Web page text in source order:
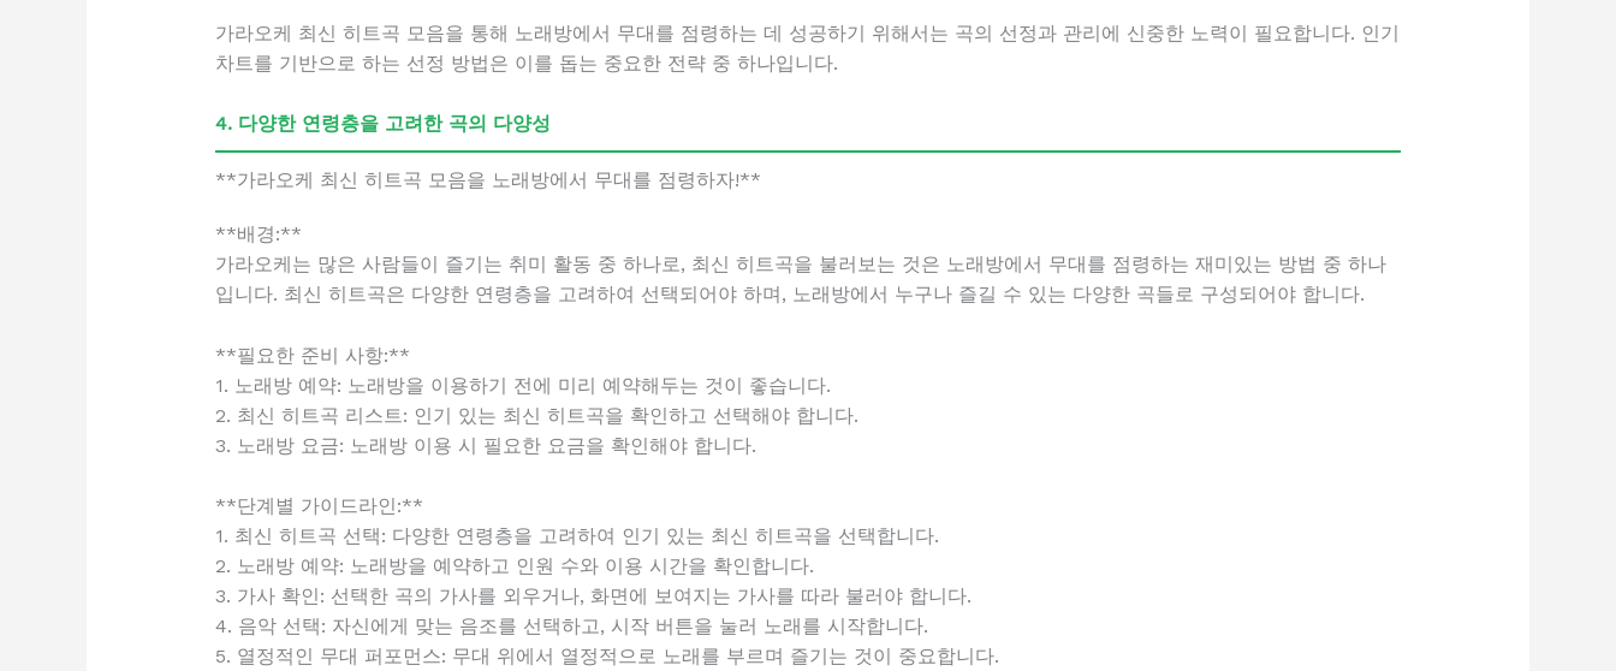
가라오케 최신 히트곡 모음을 통해 노래방에서 무대를 점령하는 데 성공하기 위해서는 곡의 선정과 관리에 신중한 노력이 필요합니다. 인기
차트를 기반으로 하는 선정 방법은 이를 돕는 중요한 전략 중 하나입니다.
4. 다양한 연령층을 고려한 곡의 다양성
**가라오케 최신 히트곡 모음을 노래방에서 무대를 점령하자!**
**배경:**
가라오케는 많은 사람들이 즐기는 취미 활동 중 하나로, 최신 히트곡을 불러보는 것은 노래방에서 무대를 점령하는 재미있는 방법 중 하나
입니다. 최신 히트곡은 다양한 연령층을 고려하여 선택되어야 하며, 노래방에서 누구나 즐길 수 있는 다양한 곡들로 구성되어야 합니다.
**필요한 준비 사항:**
1. 노래방 예약: 노래방을 이용하기 전에 미리 예약해두는 것이 좋습니다.
2. 최신 히트곡 리스트: 인기 있는 최신 히트곡을 확인하고 선택해야 합니다.
3. 노래방 요금: 노래방 이용 시 필요한 요금을 확인해야 합니다.
**단계별 가이드라인:**
1. 최신 히트곡 선택: 다양한 연령층을 고려하여 인기 있는 최신 히트곡을 선택합니다.
2. 노래방 예약: 노래방을 예약하고 인원 수와 이용 시간을 확인합니다.
3. 가사 확인: 선택한 곡의 가사를 외우거나, 화면에 보여지는 가사를 따라 불러야 합니다.
4. 음악 선택: 자신에게 맞는 음조를 선택하고, 시작 버튼을 눌러 노래를 시작합니다.
5. 열정적인 무대 퍼포먼스: 무대 위에서 열정적으로 노래를 부르며 즐기는 것이 중요합니다.